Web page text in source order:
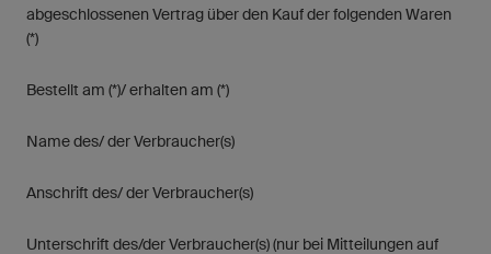
abgeschlossenen Vertrag über den Kauf der folgenden Waren
(*)
Bestellt am (*)/ erhalten am (*)
Name des/ der Verbraucher(s)
Anschrift des/ der Verbraucher(s)
Unterschrift des/der Verbraucher(s) (nur bei Mitteilungen auf